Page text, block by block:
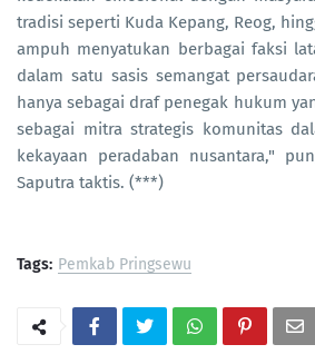
tradisi seperti Kuda Kepang, Reog,
ampuh menyatukan berbagai faksi
dalam satu sasis semangat
hanya sebagai draf penegak hukum
sebagai mitra strategis komunitas
kekayaan peradaban nusantara,"
Saputra taktis. (***)
Tags: Pemkab Pringsewu